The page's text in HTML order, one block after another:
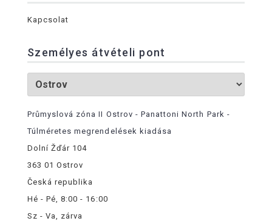
Kapcsolat
Személyes átvételi pont
Průmyslová zóna II Ostrov - Panattoni North Park -
Túlméretes megrendelések kiadása
Dolní Žďár 104
363 01 Ostrov
Česká republika
Hé - Pé, 8:00 - 16:00
Sz - Va, zárva